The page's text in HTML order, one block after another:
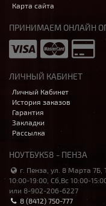
Карта сайта
ПРИНИМАЕМ ОНЛАЙН
ЛИЧНЫЙ КАБИНЕТ
Личный Кабинет
История заказов
Гарантия
Закладки
Рассылка
НОУТБУК58 - ПЕНЗА
г. Пенза, ул. 8 Марта
10:00-19:00, Сб,Вс 10:00-
или 8-902-206-6227
8 (8412) 750-777